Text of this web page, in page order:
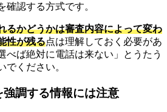
確認する方式です。
るかどうかは審査内容によって変わ
性が残る点は理解しておく必要があ
べば絶対に電話は来ない」とうたう
でください。
強調する情報には注意